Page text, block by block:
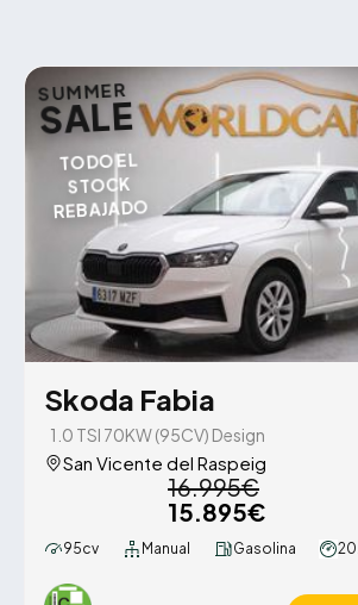
SUMMER
SALE
TODO EL
STOCK
REBAJADO
Skoda Fabia
1.0 TSI 70KW (95CV) Design
San Vicente del Raspeig
16.995€
15.895€
95cv Manual Gasolina